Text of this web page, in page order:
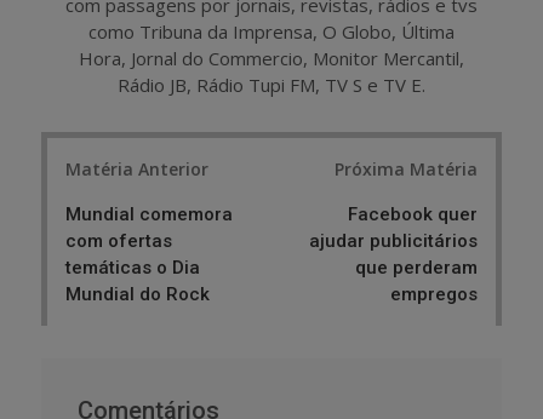
com passagens por jornais, revistas, rádios e tvs
como Tribuna da Imprensa, O Globo, Última
Hora, Jornal do Commercio, Monitor Mercantil,
Rádio JB, Rádio Tupi FM, TV S e TV E.
Matéria Anterior
Mundial comemora
com ofertas
temáticas o Dia
Mundial do Rock
Próxima Matéria
Facebook quer
ajudar publicitários
que perderam
empregos
Comentários